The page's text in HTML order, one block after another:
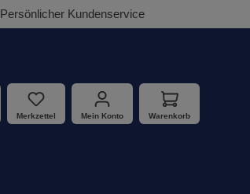
Persönlicher Kundenservice
Merkzettel Mein Konto Warenkorb